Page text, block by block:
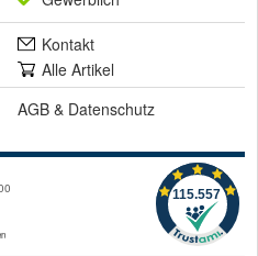
Kontakt
Alle Artikel
AGB & Datenschutz